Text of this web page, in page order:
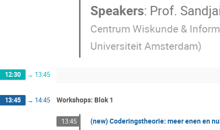
Speakers: Prof.
Centrum Wiskunde &
Universiteit Amsterdam)
12:30 → 13:45
13:45 → 14:45 Workshops: Blok 1
13:45 (new) Coderingstheorie: meer enen en